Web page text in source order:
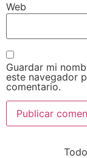
Web
Guardar mi
este navegador
comentario.